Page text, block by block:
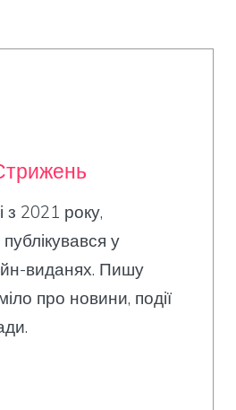
з 2021 року,
у
виданях. Пишу
про новини, події